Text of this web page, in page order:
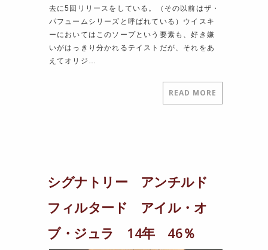
去に5回リリースをしている。（その以前はザ・
パフュームシリーズと呼ばれている）ウイスキ
ーにおいてはこのソープという要素も、好き嫌
いがはっきり分かれるテイストだが、それをあ
えてオリジ…
READ MORE
シグナトリー アンチルド
フィルタード アイル・オ
ブ・ジュラ 14年 46％